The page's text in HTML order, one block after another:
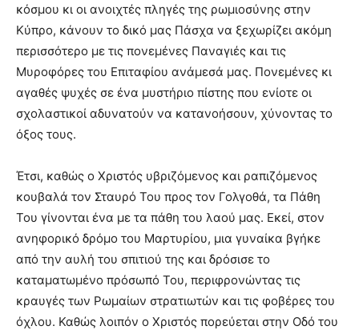
κόσμου κι οι ανοιχτές πληγές της ρωμιοσύνης στην
Κύπρο, κάνουν το δικό μας Πάσχα να ξεχωρίζει ακόμη
περισσότερο με τις πονεμένες Παναγιές και τις
Μυροφόρες του Επιταφίου ανάμεσά μας. Πονεμένες κι
αγαθές ψυχές σε ένα μυστήριο πίστης που ενίοτε οι
σχολαστικοί αδυνατούν να κατανοήσουν, χύνοντας το
όξος τους.
Έτσι, καθώς ο Χριστός υβριζόμενος και ραπιζόμενος
κουβαλά τον Σταυρό Του προς τον Γολγοθά, τα Πάθη
Του γίνονται ένα με τα πάθη του λαού μας. Εκεί, στον
ανηφορικό δρόμο του Μαρτυρίου, μια γυναίκα βγήκε
από την αυλή του σπιτιού της και δρόσισε το
καταματωμένο πρόσωπό Του, περιφρονώντας τις
κραυγές των Ρωμαίων στρατιωτών και τις φοβέρες του
όχλου. Καθώς λοιπόν ο Χριστός πορεύεται στην Οδό του